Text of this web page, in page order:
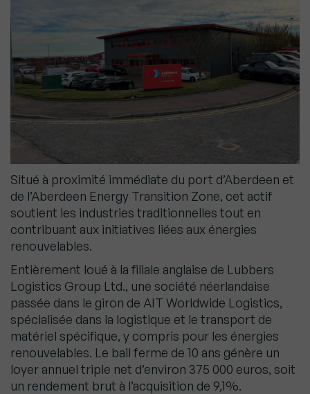
Situé à proximité immédiate du port d’Aberdeen et
de l’Aberdeen Energy Transition Zone, cet actif
soutient les industries traditionnelles tout en
contribuant aux initiatives liées aux énergies
renouvelables.
Entièrement loué à la filiale anglaise de Lubbers
Logistics Group Ltd., une société néerlandaise
passée dans le giron de AIT Worldwide Logistics,
spécialisée dans la logistique et le transport de
matériel spécifique, y compris pour les énergies
renouvelables. Le bail ferme de 10 ans génère un
loyer annuel triple net d’environ 375 000 euros, soit
un rendement brut à l’acquisition de 9,1%.